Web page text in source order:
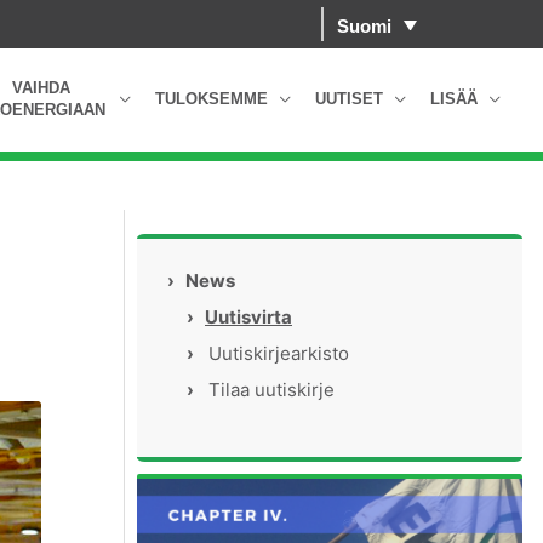
Suomi
VAIHDA
TULOKSEMME UUTISET LISÄÄ
› News
› Uutisvirta
›
Uutiskirjearkisto
›
Tilaa uutiskirje